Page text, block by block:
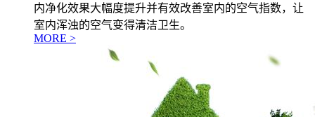
内净化效果大幅度提升并有效改善室内的空气指数，让
室内浑浊的空气变得清洁卫生。
MORE >